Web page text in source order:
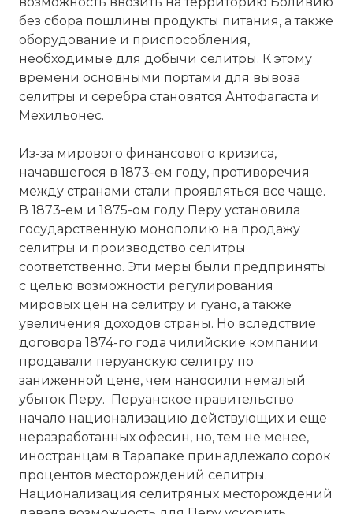
без сбора пошлины продукты питания, а также
оборудование и приспособления,
необходимые для добычи селитры. К этому
времени основными портами для вывоза
селитры и серебра становятся Антофагаста и
Мехильонес.
Из-за мирового финансового кризиса,
начавшегося в 1873-ем году, противоречия
между странами стали проявляться все чаще.
В 1873-ем и 1875-ом году Перу установила
государственную монополию на продажу
селитры и производство селитры
соответственно. Эти меры были предприняты
с целью возможности регулирования
мировых цен на селитру и гуано, а также
увеличения доходов страны. Но вследствие
договора 1874-го года чилийские компании
продавали перуанскую селитру по
заниженной цене, чем наносили немалый
убыток Перу. Перуанское правительство
начало национализацию действующих и еще
неразработанных офесин, но, тем не менее,
иностранцам в Тарапаке принадлежало сорок
процентов месторождений селитры.
Национализация селитряных месторождений